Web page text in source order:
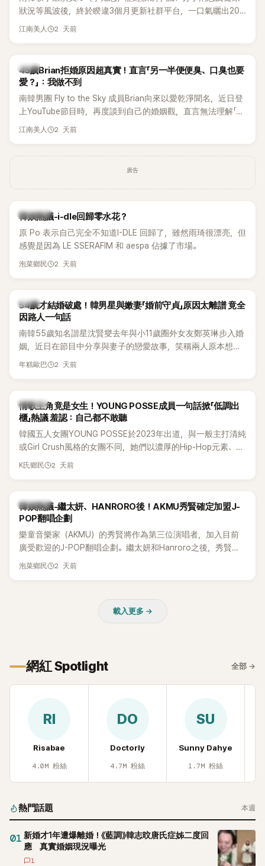
狀況等風波後，終於睽違3個月更新社群平台，一口氣曬出20
張近況照，讓大批粉絲又驚又喜。不過，比起照片本身，更引
江南美人 2 天前
韓星
45歲Brian拒婚原因超真實！直言「另一半便便臭、口臭也要
愛？」：我做不到
南韓男團 Fly to the Sky 成員Brian向來以愛乾淨聞名，近日登
上YouTube節目時，再度談到自己的婚姻觀，直言無法理解「連
另一半的口臭、便便臭都要愛」這種說法，更大方表明自己是不
江南美人 2 天前
廣告
熱議討論
韓娛熱議-i-dle回歸零水花？
原 Po 表示自己完全不知道I-DLE 回歸了，雖然雨琦很漂亮，但
感覺是因為 LE SSERAFIM 和 aespa 佔據了市場。
泡菜鄉民 2 天前
韓星
54歲才結婚破處！韓男星與嫩妻「婚前守貞」原因太離譜 竟全
因路人一句話
南韓55歲知名諧星沈賢燮去年與小11歲圈外女友鄭英琳步入婚
姻，近日在節目中分享與妻子的戀愛故事，笑稱兩人原本想享
受兩人世界，沒想到站在飯店門口時竟被路人認出，還一路替
年糕歐巴 2 天前
K-POP
情歌主角竟是女生！YOUNG POSSE成員一句話掀「低調出
櫃」熱議 羞認：自己都不敢聽
韓國五人女團YOUNG POSSE於2023年出道，與一般主打清純
或Girl Crush風格的女團不同，她們以濃厚的Hip-Hop元素、自
創Rap及成員親自參與創作為特色，MV也融入美式街頭、塗
為第五代女團中極具辨識度的新生代代表之一。
K氏鄉民 2 天前
熱議討論
韓娛熱議-繼太妍、HANRORO後！AKMU秀賢確定加盟J-
POP翻唱企劃
樂童音樂家（AKMU）的秀賢將作為第三位演唱者，加入目前
廣受歡迎的J-POP翻唱企劃。繼太妍和Hanroro之後，秀賢已
獲選為第三首翻唱歌曲的主唱，並於近期完成錄音。
泡菜鄉民 2 天前
載入更多 →
網紅 Spotlight 全部 →
RI
Risabae
4.0M 粉絲
DO
Doctorly
4.7M 粉絲
SU
Sunny Dahye
1.7M 粉絲
熱門話題 本週
01 新婚才1年遭爆離婚！《藍調》韓志旼唐氏症姊二度回
應 真實婚姻現況曝光
1